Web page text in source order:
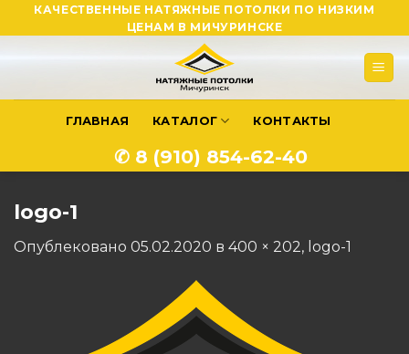
to
КАЧЕСТВЕННЫЕ НАТЯЖНЫЕ ПОТОЛКИ ПО НИЗКИМ
ЦЕНАМ В МИЧУРИНСКЕ
ГЛАВНАЯ КАТАЛОГ КОНТАКТЫ
✆ 8 (910) 854-62-40
logo-1
Опублековано 05.02.2020 в 400 × 202, logo-1